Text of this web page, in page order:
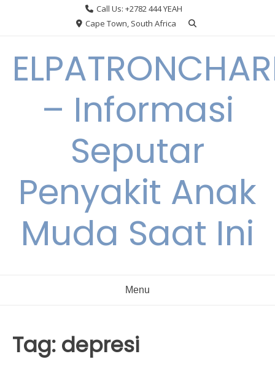
Call Us: +2782 444 YEAH
Cape Town, South Africa
– Informasi
Seputar
Penyakit Anak
Muda Saat Ini
Menu
Tag: depresi